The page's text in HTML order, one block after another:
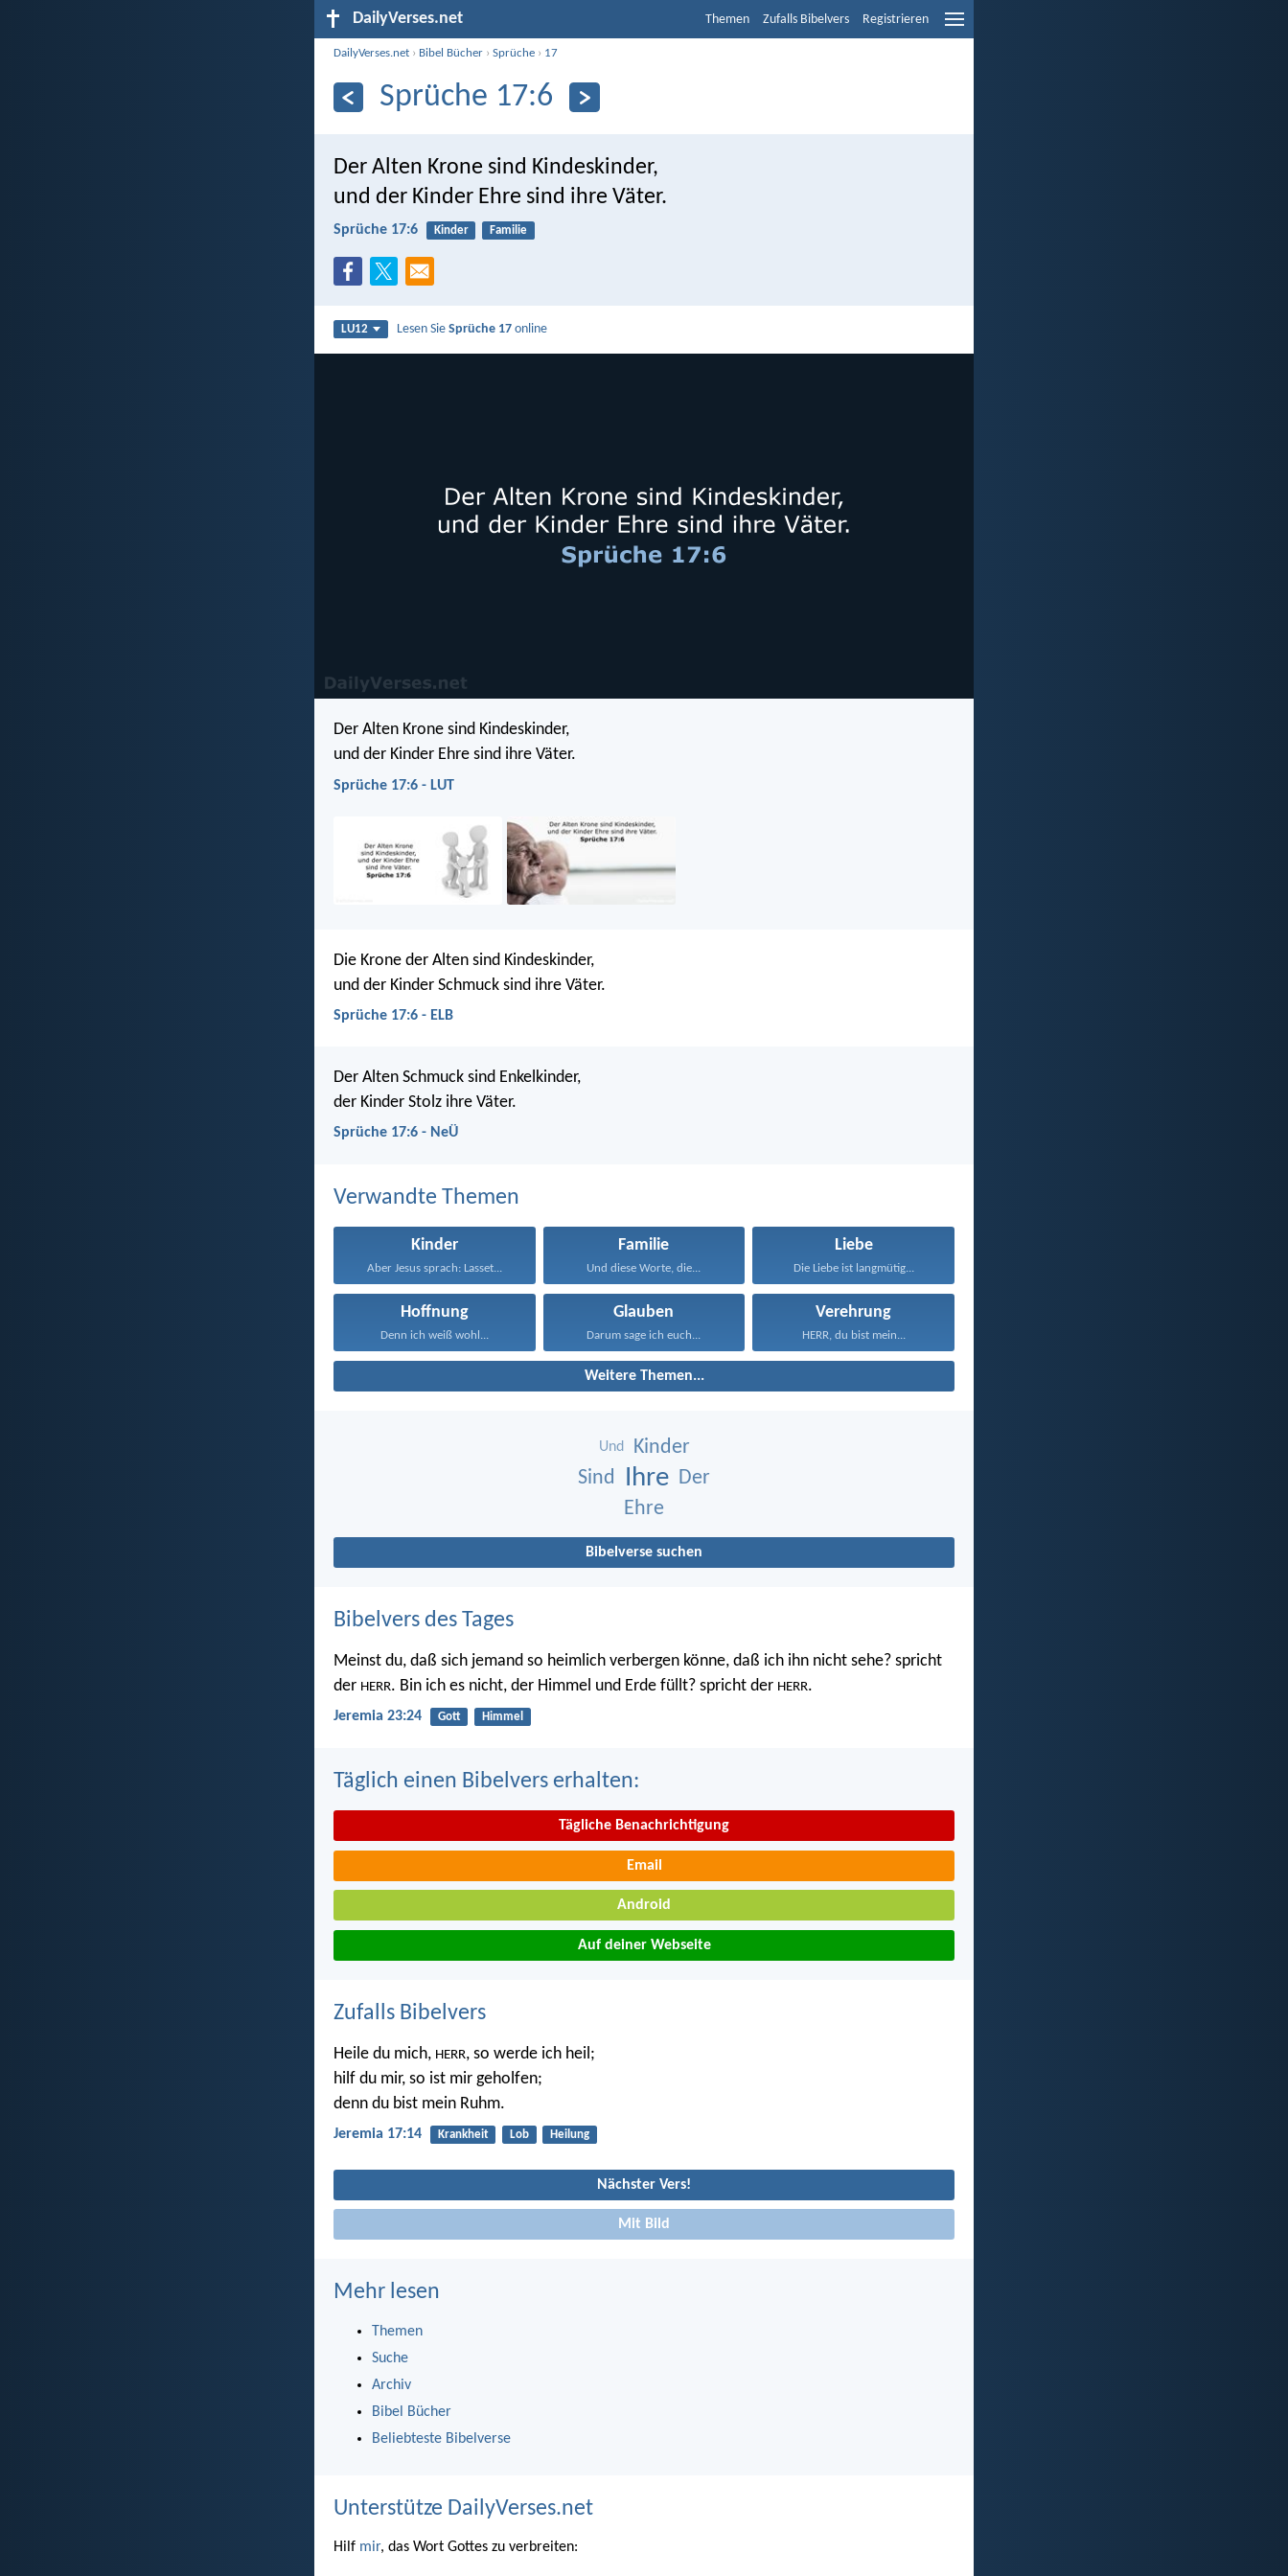
DailyVerses.net Themen Zufalls Bibelvers Registrieren
DailyVerses.net › Bibel Bücher ›Sprüche › 17
Sprüche 17:6
Der Alten Krone sind Kindeskinder,
und der Kinder Ehre sind ihre Väter.
Sprüche 17:6 Kinder Familie
LU12 Lesen SieSprüche 17 online
Der Alten Krone sind Kindeskinder,
und der Kinder Ehre sind ihre Väter.
Sprüche 17:6 - LUT
Die Krone der Alten sind Kindeskinder,
und der Kinder Schmuck sind ihre Väter.
Sprüche 17:6 - ELB
Der Alten Schmuck sind Enkelkinder,
der Kinder Stolz ihre Väter.
Sprüche 17:6 - NeÜ
Verwandte Themen
Kinder
Aber Jesus sprach: Lasset...
Familie
Und diese Worte, die...
Liebe
Die Liebe ist langmütig...
Hoffnung
Denn ich weiß wohl...
Glauben
Darum sage ich euch...
Verehrung
HERR, du bist mein...
Weitere Themen...
Und
Kinder
Sind
Ihre Der
Ehre
Bibelverse suchen
Bibelvers des Tages
Meinst du, daß sich jemand so heimlich verbergen könne, daß ich ihn nicht sehe? spricht
der HERR. Bin ich es nicht, der Himmel und Erde füllt? spricht der HERR.
Jeremia 23:24 Gott Himmel
Täglich einen Bibelvers erhalten:
Tägliche Benachrichtigung
Email
Android
Auf deiner Webseite
Zufalls Bibelvers
Heile du mich, HERR, so werde ich heil;
hilf du mir, so ist mir geholfen;
denn du bist mein Ruhm.
Jeremia 17:14 Krankheit Lob Heilung
Nächster Vers!
Mit Bild
Mehr lesen
Themen
Suche
Archiv
Bibel Bücher
Beliebteste Bibelverse
Unterstütze DailyVerses.net
Hilf mir, das Wort Gottes zu verbreiten: